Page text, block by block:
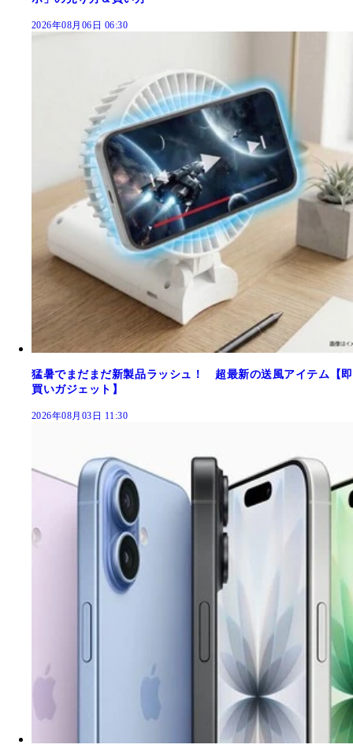
2026年08月06日 06:30
猛暑でまだまだ新製品ラッシュ！ 超最新の送風アイテム【即
買いガジェット】
2026年08月03日 11:30